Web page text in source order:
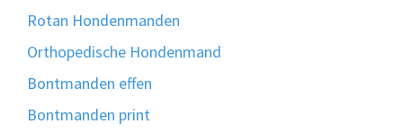
Rotan Hondenmanden
Orthopedische Hondenmand
Bontmanden effen
Bontmanden print